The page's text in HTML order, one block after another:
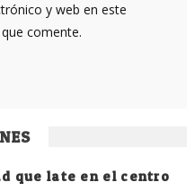
y web en este
comente.
que late en el centro